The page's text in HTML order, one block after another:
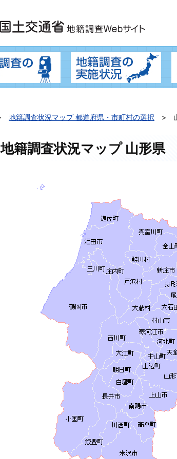
地籍調査の概要 地
地籍調査状況マップ 都道府県・市町村の選択
地籍調査状況マップ 山形県